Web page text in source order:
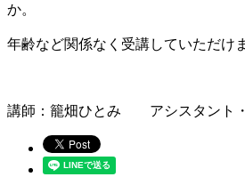
か。
年齢など関係なく受講していただけ
講師：籠畑ひとみ アシスタント